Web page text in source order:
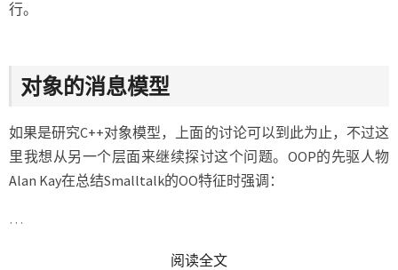
行。
对象的消息模型
如果是研究C++对象模型，上面的讨论可以到此为止，不过这
里我想从另一个层面来继续探讨这个问题。OOP的先驱人物
Alan Kay在总结Smalltalk的OO特征时强调：
…
阅读全文READ MORE